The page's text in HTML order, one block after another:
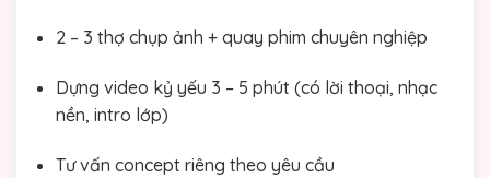
2 – 3 thợ chụp ảnh + quay phim chuyên nghiệp
Dựng video kỷ yếu 3 – 5 phút (có lời thoại, nhạc
nền, intro lớp)
Tư vấn concept riêng theo yêu cầu